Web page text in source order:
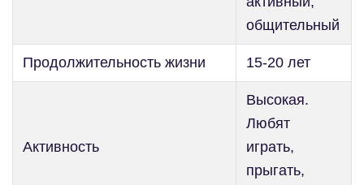
общительный
Продолжительность жизни 15-20 лет
Активность
Высокая.
Любят
играть,
прыгать,